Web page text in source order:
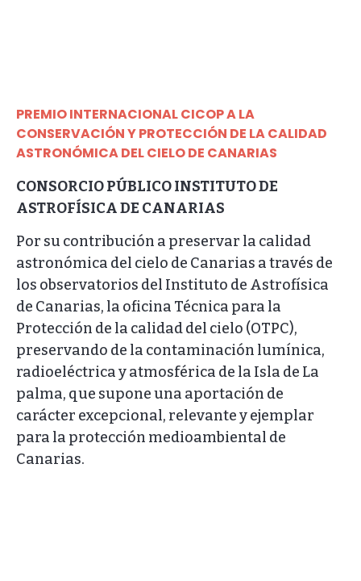
PREMIO INTERNACIONAL CICOP A LA
CONSERVACIÓN Y PROTECCIÓN DE LA CALIDAD
ASTRONÓMICA DEL CIELO DE CANARIAS
CONSORCIO PÚBLICO INSTITUTO DE
ASTROFÍSICA DE CANARIAS
Por su contribución a preservar la calidad
astronómica del cielo de Canarias a través de
los observatorios del Instituto de Astrofísica
de Canarias, la oficina Técnica para la
Protección de la calidad del cielo (OTPC),
preservando de la contaminación lumínica,
radioeléctrica y atmosférica de la Isla de La
palma, que supone una aportación de
carácter excepcional, relevante y ejemplar
para la protección medioambiental de
Canarias.